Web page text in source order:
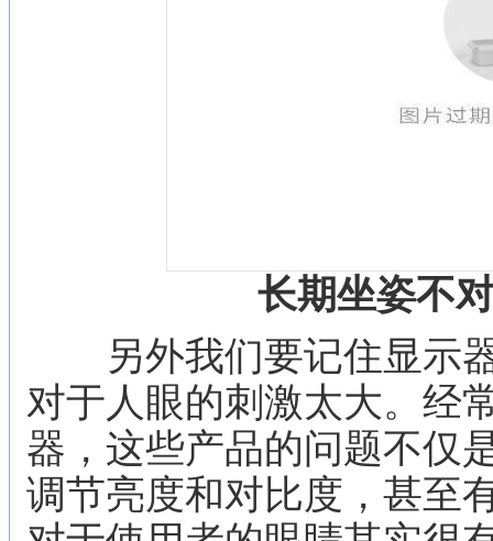
长期坐姿不
另外我们要记住显示器
对于人眼的刺激太大。经
器，这些产品的问题不仅
调节亮度和对比度，甚至